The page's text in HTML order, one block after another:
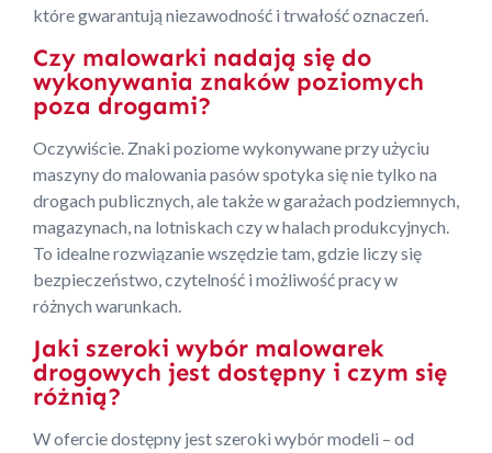
które gwarantują niezawodność i trwałość oznaczeń.
Czy malowarki nadają się do
wykonywania znaków poziomych
poza drogami?
Oczywiście. Znaki poziome wykonywane przy użyciu
maszyny do malowania pasów spotyka się nie tylko na
drogach publicznych, ale także w garażach podziemnych,
magazynach, na lotniskach czy w halach produkcyjnych.
To idealne rozwiązanie wszędzie tam, gdzie liczy się
bezpieczeństwo, czytelność i możliwość pracy w
różnych warunkach.
Jaki szeroki wybór malowarek
drogowych jest dostępny i czym się
różnią?
W ofercie dostępny jest szeroki wybór modeli – od